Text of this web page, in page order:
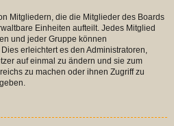
Mitgliedern, die die Mitglieder des Boards
Einheiten aufteilt. Jedes Mitglied
und jeder Gruppe können
erleichtert es den Administratoren,
auf einmal zu ändern und sie zum
zu machen oder ihnen Zugriff zu